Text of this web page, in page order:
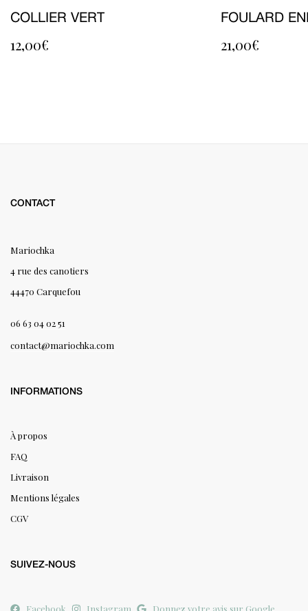
COLLIER VERT
12,00€
FOULARD
21,00€
CONTACT
Mariochka
4 rue des canotiers
44470 Carquefou
06 63 04 02 51
contact@mariochka.com
INFORMATIONS
À propos
FAQ
Livraison
Mentions légales
CGV
SUIVEZ-NOUS
Facebook Instagram Donnez votre avis sur Google